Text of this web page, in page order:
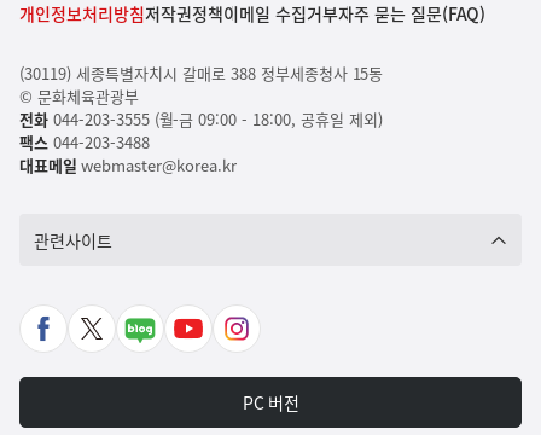
개인정보처리방침저작권정책이메일 수집거부자주 묻는 질문(FAQ)
(30119) 세종특별자치시 갈매로 388 정부세종청사 15동
© 문화체육관광부
전화044-203-3555 (월-금 09:00 - 18:00, 공휴일 제외)
팩스044-203-3488
대표메일 webmaster@korea.kr
관련사이트
페
북
X
가
네
포
유
바
인
타
그
PC 버전